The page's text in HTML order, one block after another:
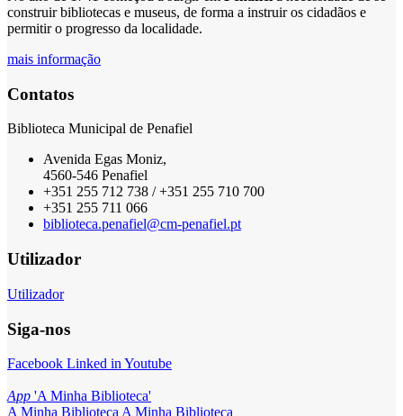
construir bibliotecas e museus, de forma a instruir os cidadãos e
permitir o progresso da localidade.
mais informação
Contatos
Biblioteca Municipal de Penafiel
Avenida Egas Moniz,
4560-546 Penafiel
+351 255 712 738 / +351 255 710 700
+351 255 711 066
biblioteca.penafiel@cm-penafiel.pt
Utilizador
Utilizador
Siga-nos
Facebook Linked in Youtube
App 'A Minha Biblioteca'
A Minha Biblioteca A Minha Biblioteca